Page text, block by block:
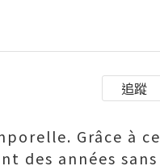
追蹤
Grâce à ce
des années sans